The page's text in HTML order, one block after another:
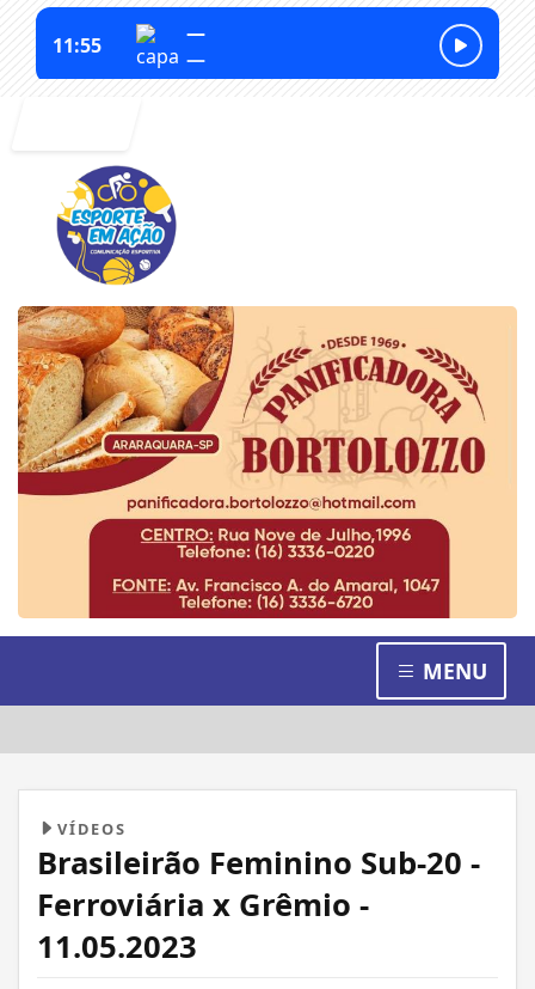
MENU
VÍDEOS
Brasileirão Feminino Sub-20 -
Ferroviária x Grêmio -
11.05.2023